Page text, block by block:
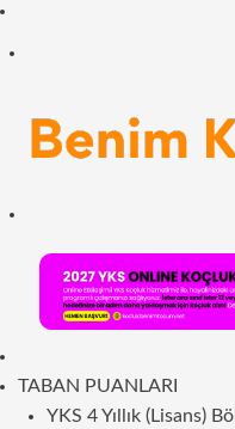
TABAN PUANLARI
YKS 4 Yıllık (Lisans)